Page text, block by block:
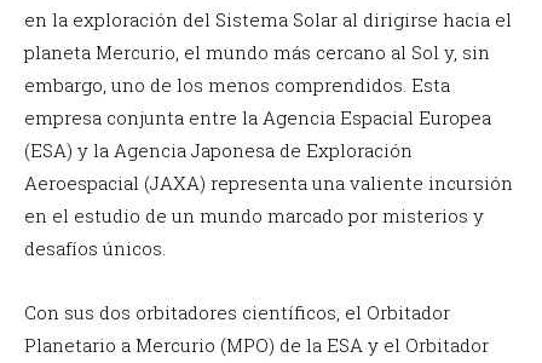
en la exploración del Sistema Solar al dirigirse hacia el
planeta Mercurio, el mundo más cercano al Sol y, sin
embargo, uno de los menos comprendidos. Esta
empresa conjunta entre la Agencia Espacial Europea
(ESA) y la Agencia Japonesa de Exploración
Aeroespacial (JAXA) representa una valiente incursión
en el estudio de un mundo marcado por misterios y
desafíos únicos.
Con sus dos orbitadores científicos, el Orbitador
Planetario a Mercurio (MPO) de la ESA y el Orbitador